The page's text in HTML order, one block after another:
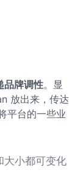
品牌调性。显
放出来，传达
平台的一些业
大小都可变化